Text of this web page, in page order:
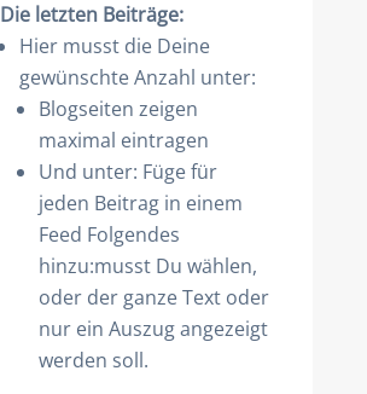
Die letzten Beiträge:
Hier musst die Deine
gewünschte Anzahl unter:
Blogseiten zeigen
maximal eintragen
Und unter: Füge für
jeden Beitrag in einem
Feed Folgendes
hinzu:musst Du wählen,
oder der ganze Text oder
nur ein Auszug angezeigt
werden soll.